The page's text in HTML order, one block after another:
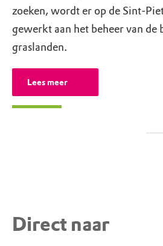
zoeken, wordt er op de Sint-
gewerkt aan het beheer van de
graslanden.
Lees meer
Direct naar